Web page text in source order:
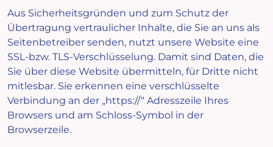
Aus Sicherheitsgründen und zum Schutz der
Übertragung vertraulicher Inhalte, die Sie an uns als
Seitenbetreiber senden, nutzt unsere Website eine
SSL-bzw. TLS-Verschlüsselung. Damit sind Daten, die
Sie über diese Website übermitteln, für Dritte nicht
mitlesbar. Sie erkennen eine verschlüsselte
Verbindung an der „https://“ Adresszeile Ihres
Browsers und am Schloss-Symbol in der
Browserzeile.